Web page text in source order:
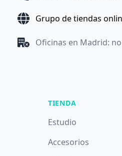
Grupo de tiendas
Oficinas en Madrid:
TIENDA
Estudio
Accesorios